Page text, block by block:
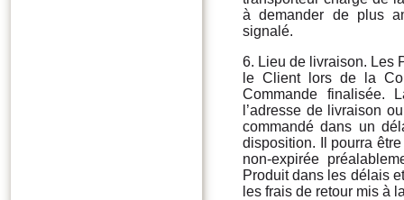
à demander de plus
signalé.
6. Lieu de livraison. Les
le Client lors de la
Commande finalisée.
l’adresse de livraison
commandé dans un
disposition. Il pourra
non-expirée
Produit dans les délais
les frais de retour mis à